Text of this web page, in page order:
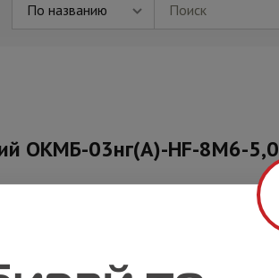
По названию
ОКМБ-03нг(А)-HF-8М6-5,0